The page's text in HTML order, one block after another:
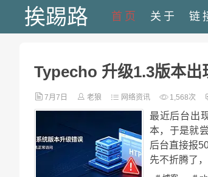
挨踢路 首页 关于 链
Typecho 升级1.3版本出
7月7日 老狼 网络资讯 1,568次
最近后台出
本，于是就
后台直接报
先不折腾了